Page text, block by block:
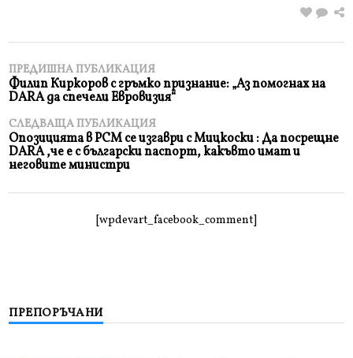
ПРЕДИШНА ПУБЛИКАЦИЯ
Филип Киркоров с гръмко признание: „Аз помогнах на
DARA да спечели Евровизия“
СЛЕДВАЩА ПУБЛИКАЦИЯ
Опозицията в РСМ се изгаври с Мицкоски : Да посрещне
DARA ,че е с български паспорт, какъвто имат и
неговите министри
[wpdevart_facebook_comment]
ПРЕПОРЪЧАНИ